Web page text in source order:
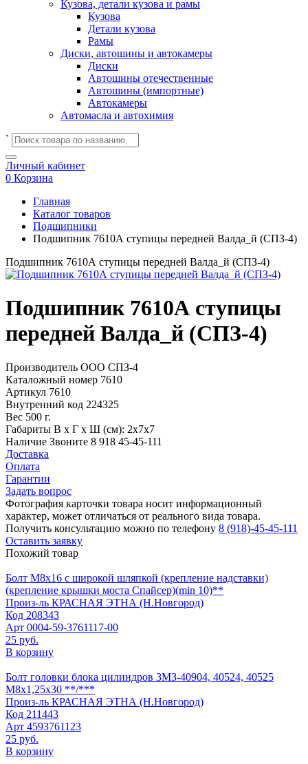
Кузова, детали кузова и рамы
Кузова
Детали кузова
Рамы
Диски, автошины и автокамеры
Диски
Автошины отечественные
Автошины (импортные)
Автокамеры
Автомасла и автохимия
`
Личный кабинет
0 Корзина
Главная
Каталог товаров
Подшипники
Подшипник 7610А ступицы передней Валда_й (СПЗ-4)
Подшипник 7610А ступицы передней Валда_й (СПЗ-4)
Подшипник 7610А ступицы
передней Валда_й (СПЗ-4)
Производитель ООО СПЗ-4
Каталожный номер 7610
Артикул 7610
Внутренний код 224325
Вес 500 г.
Габариты В х Г х Ш (см): 2х7х7
Наличие Звоните 8 918 45-45-111
Доставка
Оплата
Гарантии
Задать вопрос
Фотография карточки товара носит информационный
характер, может отличаться от реального вида товара.
Получить консультацию можно по телефону 8 (918)-45-45-111
Оставить заявку
Похожий товар
Болт М8х16 с широкой шляпкой (крепление надставки)
(крепление крышки моста Спайсер)(min 10)**
Произ-ль КРАСНАЯ ЭТНА (Н.Новгород)
Код 208343
Арт 0004-59-3761117-00
25 руб.
В корзину
Болт головки блока цилиндров ЗМЗ-40904, 40524, 40525
М8х1,25х30 **/***
Произ-ль КРАСНАЯ ЭТНА (Н.Новгород)
Код 211443
Арт 4593761123
25 руб.
В корзину